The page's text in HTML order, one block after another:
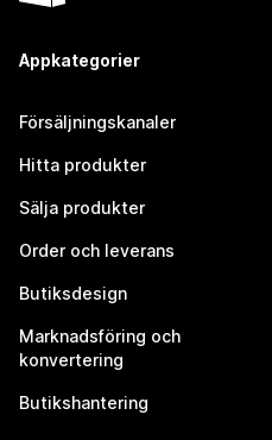
Appkategorier
Försäljningskanaler
Hitta produkter
Sälja produkter
Order och leverans
Butiksdesign
Marknadsföring och
konvertering
Butikshantering